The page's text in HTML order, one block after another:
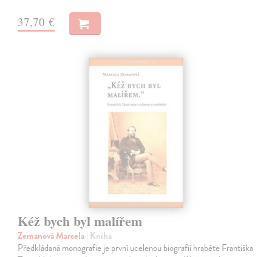
37,70 €
Kéž bych byl malířem
Zemanová Marcela| Kniha
Předkládaná monografie je první ucelenou biografií hraběte Františka